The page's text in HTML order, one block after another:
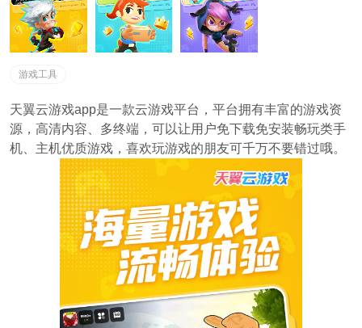
游戏工具
天翼云游戏app是一款云游戏平台，平台拥有丰富的游戏资
源，高清内容、多终端，可以让用户免下载免安装畅玩类手
机、主机优质游戏，喜欢玩游戏的朋友可千万不要错过哦。